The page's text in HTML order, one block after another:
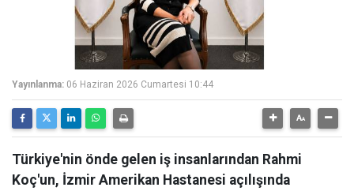
Yayınlanma: 06 Haziran 2026 Cumartesi 10:44
Türkiye'nin önde gelen iş insanlarından Rahmi
Koç'un, İzmir Amerikan Hastanesi açılışında